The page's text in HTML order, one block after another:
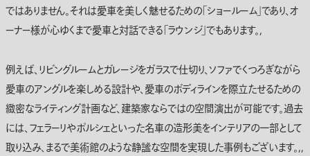
ではありません。それは愛車を美しく魅せるための「ショールーム」であり、オ
ーナー様が心ゆくまで愛車と対話できる「ラウンジ」でもあります。,
例えば、リビングルームとガレージをガラスで仕切り、ソファでくつろぎながら
愛車のアングルを楽しめる設計や、愛車のボディラインを際立たせるための
緻密なライティング計画など、建築家ならではの空間演出が可能です。過去
には、フェラーリやポルシェといった名車の造形美をインテリアの一部として
取り込み、まるで美術館のような静謐な空間を実現した事例もございます。,,